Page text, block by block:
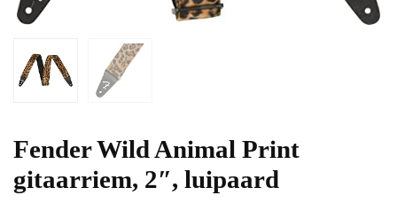
Fender Wild Animal Print
gitaarriem, 2″, luipaard